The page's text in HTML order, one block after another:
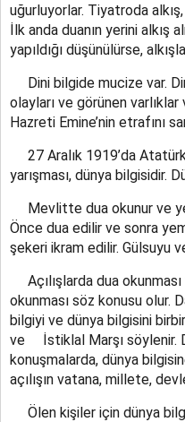
uğurluyorlar. Tiyatroda
İlk anda duanın yerini alkış
yapıldığı düşünülürse,
Dini bilgide mucize var.
olayları ve görünen
Hazreti Emine’nin etrafını
27 Aralık 1919’da Atatürk
yarışması, dünya bilgisidir.
Mevlitte dua okunur ve
Önce dua edilir ve sonra
şekeri ikram edilir. Gülsuyu
Açılışlarda dua okunması
okunması söz konusu olur.
bilgiyi ve dünya bilgisini
ve İstiklal Marşı söylenir.
konuşmalarda, dünya
açılışın vatana, millete,
Ölen kişiler için dünya